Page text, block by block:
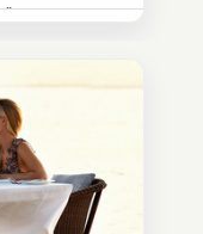
до